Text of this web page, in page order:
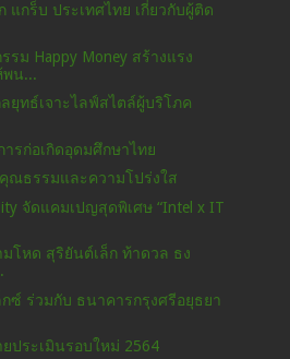
แกร็บ ประเทศไทย เกี่ยวกับผู้ติด
รม Happy Money สร้างแรง
พน...
ยุทธ์เจาะไลฟ์สไตล์ผู้บริโภค
รก่อเกิดอุดมศึกษาไทย
ณธรรมและความโปร่งใส
จัดแคมเปญสุดพิเศษ “Intel x IT
โหด สุริยันต์เล็ก ท้าดวล ธง
กซ์ ร่วมกับ ธนาคารกรุงศรีอยุธยา
ประเมินรอบใหม่ 2564